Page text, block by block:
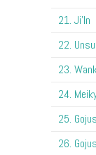
21. Ji'In
22. Unsu
23.
24.
25.
26.